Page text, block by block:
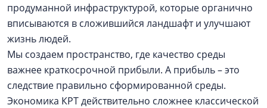
продуманной инфраструктурой, которые органично
вписываются в сложившийся ландшафт и улучшают
жизнь людей.
Мы создаем пространство, где качество среды
важнее краткосрочной прибыли. А прибыль – это
следствие правильно сформированной среды.
Экономика КРТ действительно сложнее классической